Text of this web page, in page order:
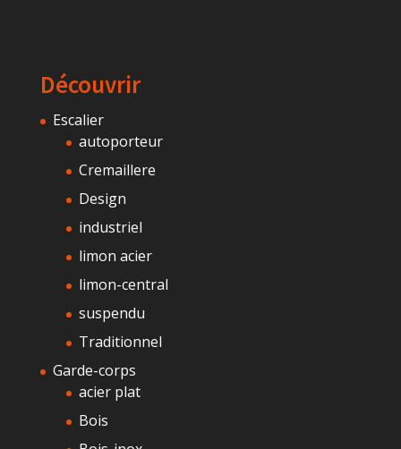
Découvrir
Escalier
autoporteur
Cremaillere
Design
industriel
limon acier
limon-central
suspendu
Traditionnel
Garde-corps
acier plat
Bois